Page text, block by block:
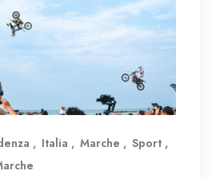
Italia Marche
Sport